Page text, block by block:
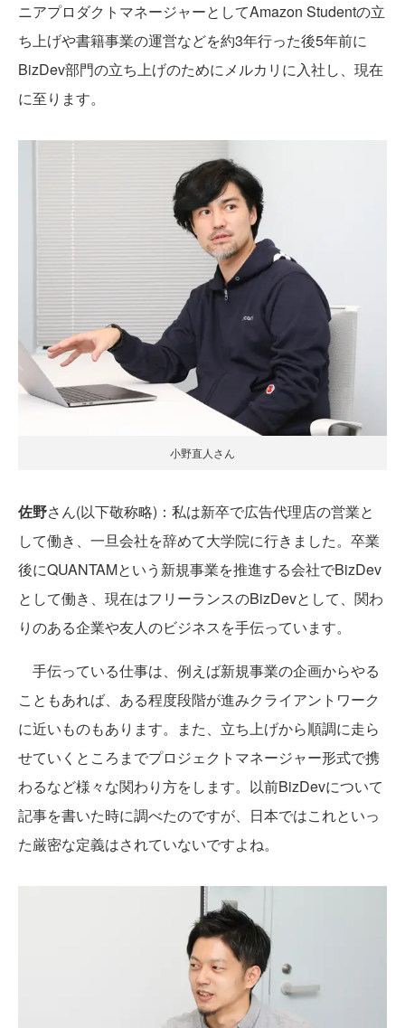
ニアプロダクトマネージャーとしてAmazon Studentの立
ち上げや書籍事業の運営などを約3年行った後5年前に
BizDev部門の立ち上げのためにメルカリに入社し、現在
に至ります。
小野直人さん
佐野さん(以下敬称略)：私は新卒で広告代理店の営業と
して働き、一旦会社を辞めて大学院に行きました。卒業
後にQUANTAMという新規事業を推進する会社でBizDev
として働き、現在はフリーランスのBizDevとして、関わ
りのある企業や友人のビジネスを手伝っています。
手伝っている仕事は、例えば新規事業の企画からやる
こともあれば、ある程度段階が進みクライアントワーク
に近いものもあります。また、立ち上げから順調に走ら
せていくところまでプロジェクトマネージャー形式で携
わるなど様々な関わり方をします。以前BizDevについて
記事を書いた時に調べたのですが、日本ではこれといっ
た厳密な定義はされていないですよね。